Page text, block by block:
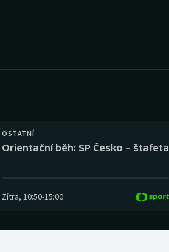
Plážový volejbal
OSTATNÍ
Orientační běh: SP Česko – štafeta
Zítra, 10:50-15:00